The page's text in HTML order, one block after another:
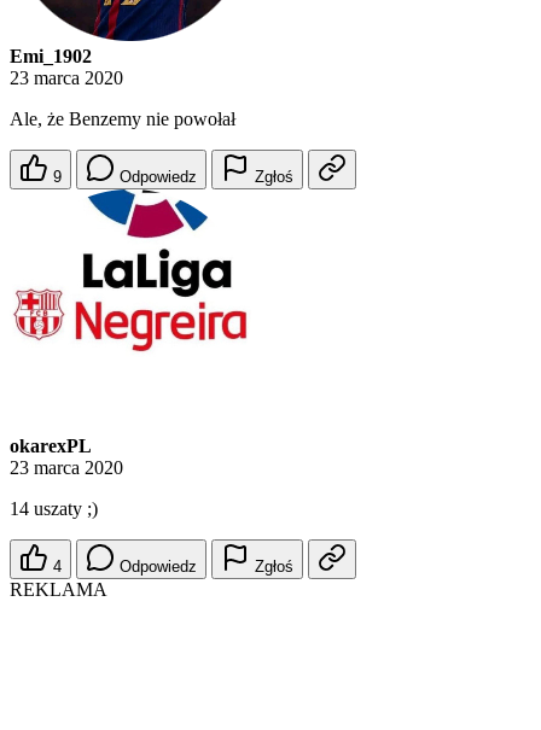
Emi_1902
23 marca 2020
Ale, że Benzemy nie powołał
9 Odpowiedz Zgłoś
okarexPL
23 marca 2020
14 uszaty ;)
4 Odpowiedz Zgłoś
REKLAMA